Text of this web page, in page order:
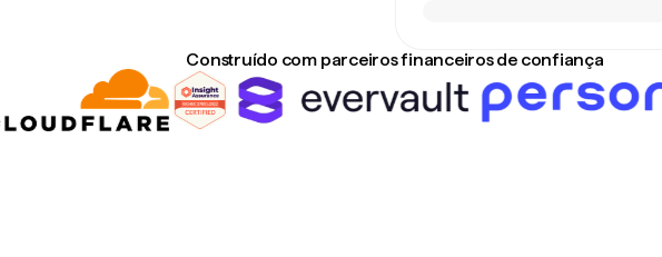
Construído com parceiros financeiros de confiança